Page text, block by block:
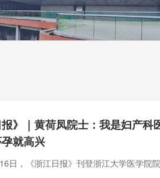
报》｜黄荷凤院士：我是妇产科
就高兴
日，《浙江日报》刊登浙江大学医学院